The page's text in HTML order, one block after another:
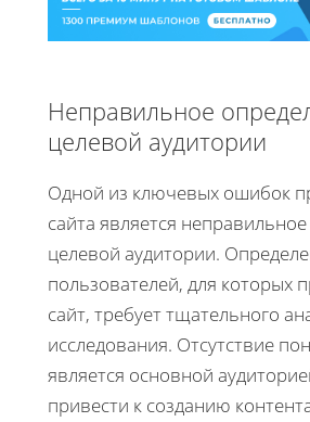
Неправильное
целевой аудитории
Одной из ключевых ошибок
сайта является
целевой аудитории.
пользователей, для которых
сайт, требует тщательного
исследования. Отсутствие
является основной
привести к созданию